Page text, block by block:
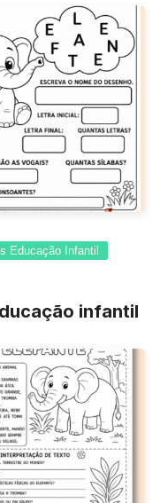
Educação Infantil
infantil